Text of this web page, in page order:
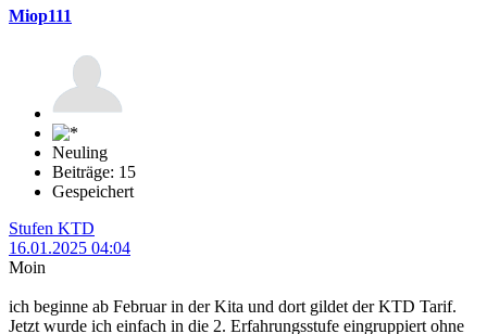
Miop111
Neuling
Beiträge: 15
Gespeichert
Stufen KTD
16.01.2025 04:04
Moin
ich beginne ab Februar in der Kita und dort gildet der KTD Tarif.
Jetzt wurde ich einfach in die 2. Erfahrungsstufe eingruppiert ohne